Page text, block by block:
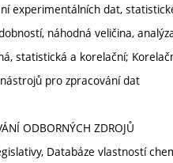
experimentálních dat,
náhodná veličina,
statistická a korelační;
pro zpracování dat
ODBORNÝCH ZDROJŮ
Databáze vlastností